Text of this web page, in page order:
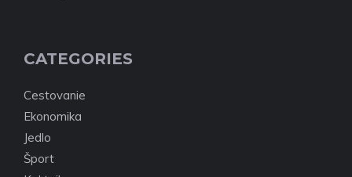
CATEGORIES
Cestovanie
Ekonomika
Jedlo
Šport